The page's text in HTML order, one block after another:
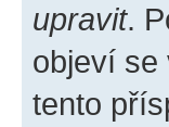
upravit.
objeví se
tento